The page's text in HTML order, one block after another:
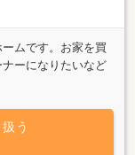
ムです。お家を買
ーになりたいなど
せ。大切な一生も
頂きます。
う